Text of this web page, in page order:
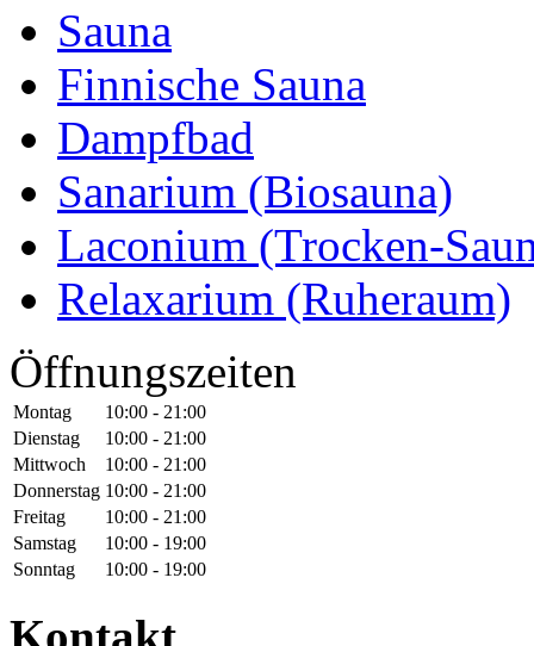
Sauna
Finnische Sauna
Dampfbad
Sanarium (Biosauna)
Laconium (Trocken-
Relaxarium (Ruheraum)
Öffnungszeiten
Montag
10:00 - 21:00
Dienstag
10:00 - 21:00
Mittwoch
10:00 - 21:00
Donnerstag 10:00 - 21:00
Freitag
10:00 - 21:00
Samstag
10:00 - 19:00
Sonntag
10:00 - 19:00